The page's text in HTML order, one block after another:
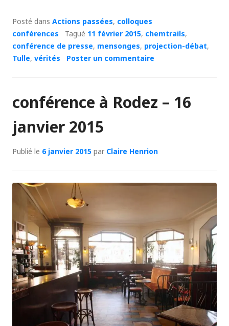
Posté dans Actions passées, colloques
conférences
Tagué 11 février 2015, chemtrails,
conférence de presse, mensonges, projection-débat,
Tulle, vérités Poster un commentaire
conférence à Rodez – 16
janvier 2015
Publié le 6 janvier 2015 par Claire Henrion